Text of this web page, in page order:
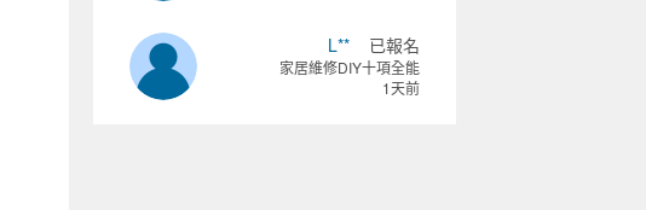
L** 已報名
家居維修DIY十項全能
1天前